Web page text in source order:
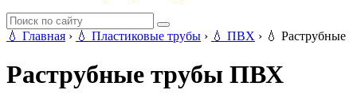
💧 Главная › 💧 Пластиковые трубы › 💧 ПВХ › 💧 Раструбные
Раструбные трубы ПВХ